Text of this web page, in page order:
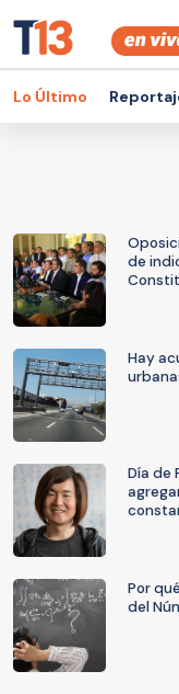
Lo Último
de
Hay
Día de
Por
del